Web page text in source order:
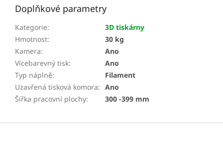
Doplňkové parametry
Kategorie:
3D tiskárny
Hmotnost:
30 kg
Kamera:
Ano
Vícebarevný tisk:
Ano
Typ náplně:
Filament
Uzavřená tisková komora: Ano
Šířka pracovní plochy: 300 -399 mm
Z